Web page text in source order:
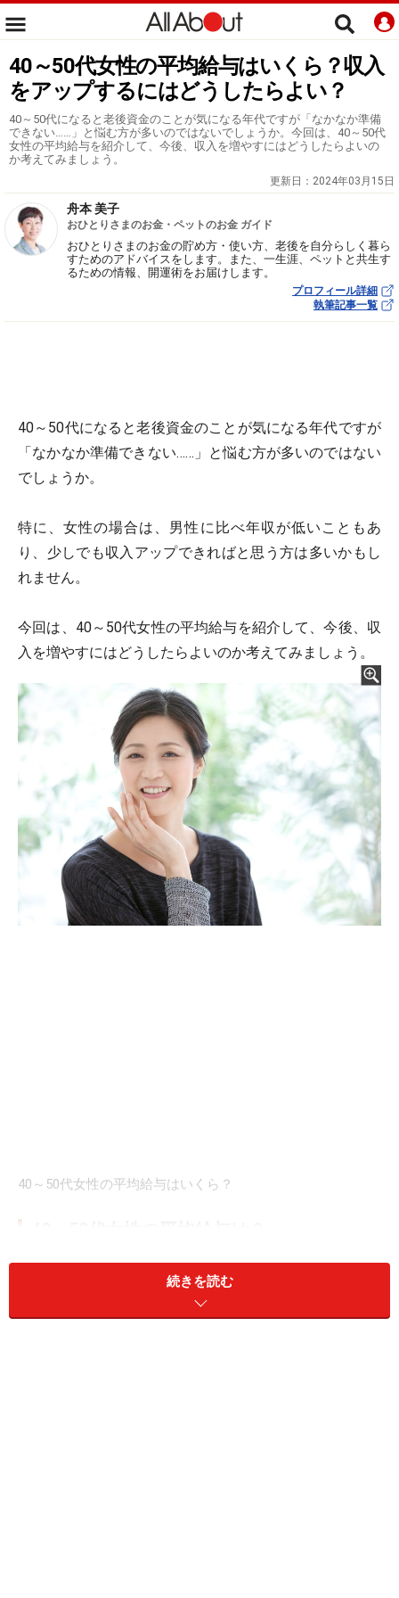
40～50代女性の平均給与はいくら？収入
をアップするにはどうしたらよい？
40～50代になると老後資金のことが気になる年代ですが「なかなか準備
できない……」と悩む方が多いのではないでしょうか。今回は、40～50代
女性の平均給与を紹介して、今後、収入を増やすにはどうしたらよいの
か考えてみましょう。
更新日： 2024年03月15日
舟本 美子
おひとりさまのお金・ペットのお金 ガイド
おひとりさまのお金の貯め方・使い方、老後を自分らしく暮ら
すためのアドバイスをします。また、一生涯、ペットと共生す
るための情報、開運術をお届けします。
プロフィール詳細
執筆記事一覧
40～50代になると老後資金のことが気になる年代ですが
「なかなか準備できない……」と悩む方が多いのではない
でしょうか。
特に、女性の場合は、男性に比べ年収が低いこともあ
り、少しでも収入アップできればと思う方は多いかもし
れません。
今回は、40～50代女性の平均給与を紹介して、今後、収
入を増やすにはどうしたらよいのか考えてみましょう。
40～50代女性の平均給与はいくら？
まずは、国税庁「2022（令和4）年度 民間給与実態統
で女性・年代別の平均給与を確認してみま
しょう。
続きを読む